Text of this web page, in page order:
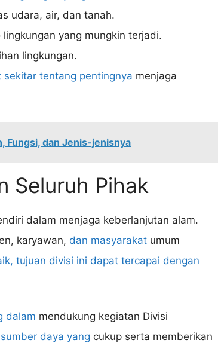
udara, air, dan tanah.
lingkungan yang mungkin terjadi.
lingkungan.
sekitar tentang pentingnya menjaga
Fungsi, dan Jenis-jenisnya
Seluruh Pihak
dalam menjaga keberlanjutan alam.
karyawan, dan masyarakat umum
tujuan divisi ini dapat tercapai dengan
dalam mendukung kegiatan Divisi
sumber daya yang cukup serta memberikan